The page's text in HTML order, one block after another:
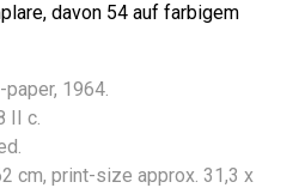
davon 54 auf farbigem
1964.
II c.
cm, print-size approx. 31,3 x